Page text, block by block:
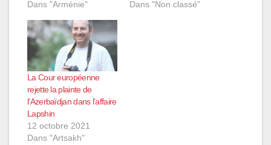
Dans "Arménie"
Dans "Non classé"
La Cour européenne
rejette la plainte de
l’Azerbaïdjan dans l’affaire
Lapshin
12 octobre 2021
Dans "Artsakh"